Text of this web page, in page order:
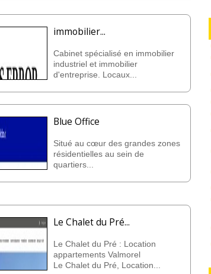
immobilier...
Cabinet spécialisé en immobilier
industriel et immobilier
d'entreprise. Locaux...
Blue Office
Situé au cœur des grandes zones
résidentielles au sein de
quartiers...
Le Chalet du Pré...
Le Chalet du Pré : Location
appartements Valmorel
Le Chalet du Pré, Location...